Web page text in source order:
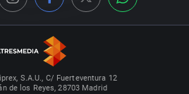
S.A.U., C/ Fuerteventura 12
de los Reyes, 28703 Madrid